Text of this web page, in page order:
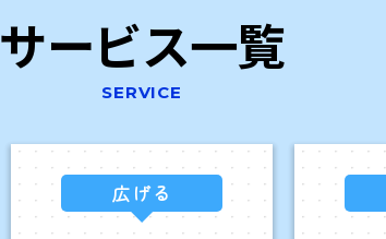
サービス一覧
SERVICE
広げる